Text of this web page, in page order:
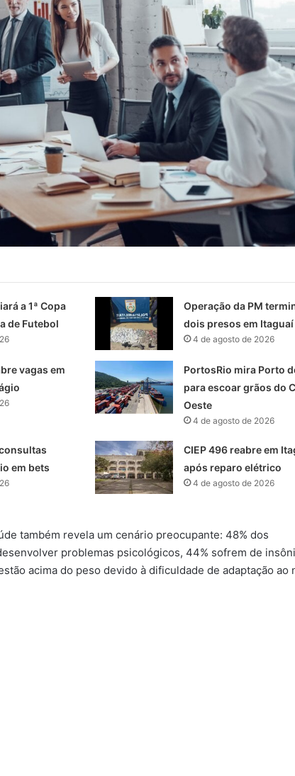
a 1ª Copa
de Futebol
Operação da PM
dois presos em Itaguaí
4 de agosto de 2026
vagas em
PortosRio mira Porto
para escoar grãos do
Oeste
4 de agosto de 2026
em bets
CIEP 496 reabre em
após reparo elétrico
4 de agosto de 2026
também revela um cenário preocupante: 48% dos
problemas psicológicos, 44% sofrem de
acima do peso devido à dificuldade de adaptação ao